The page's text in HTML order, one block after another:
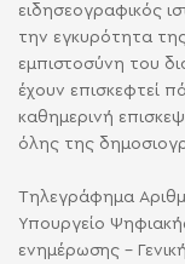
ειδησεογραφικός
την εγκυρότητα της
εμπιστοσύνη του
έχουν επισκεφτεί
καθημερινή
όλης της
Τηλεγράφημα
Υπουργείο
ενημέρωσης -